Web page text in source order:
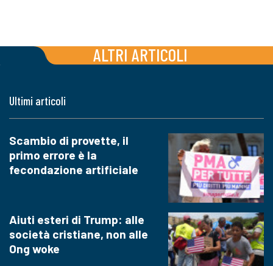
ALTRI ARTICOLI
Ultimi articoli
Scambio di provette, il
primo errore è la
fecondazione artificiale
Aiuti esteri di Trump: alle
società cristiane, non alle
Ong woke